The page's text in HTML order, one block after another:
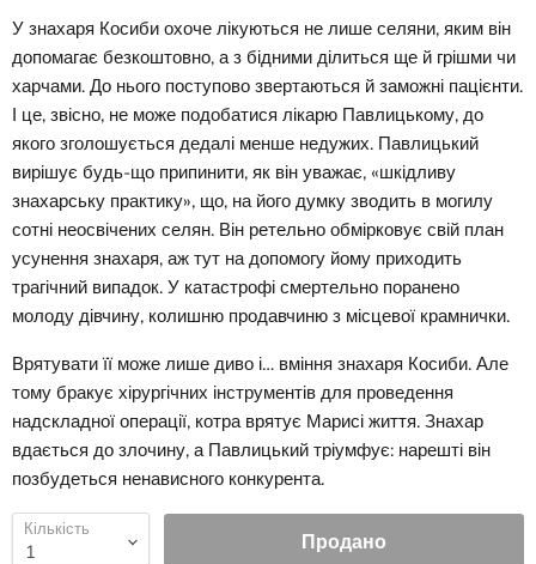
У знахаря Косиби охоче лікуються не лише селяни, яким він
допомагає безкоштовно, а з бідними ділиться ще й грішми чи
харчами. До нього поступово звертаються й заможні пацієнти.
І це, звісно, не може подобатися лікарю Павлицькому, до
якого зголошується дедалі менше недужих. Павлицький
вирішує будь-що припинити, як він уважає, «шкідливу
знахарську практику», що, на його думку зводить в могилу
сотні неосвічених селян. Він ретельно обмірковує свій план
усунення знахаря, аж тут на допомогу йому приходить
трагічний випадок. У катастрофі смертельно поранено
молоду дівчину, колишню продавчиню з місцевої крамнички.
Врятувати її може лише диво і… вміння знахаря Косиби. Але
тому бракує хірургічних інструментів для проведення
надскладної операції, котра врятує Марисі життя. Знахар
вдається до злочину, а Павлицький тріумфує: нарешті він
позбудеться ненависного конкурента.
Кількість Продано